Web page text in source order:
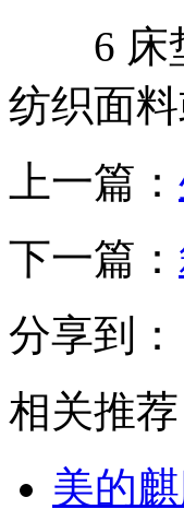
6 床垫
纺织面
上一篇：
下一篇：
分享到：
相关推荐
美的